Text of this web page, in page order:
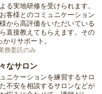
る実地研修を受けられます。
客様とのコミュニケーション
から高評価をいただいている
直接教えてもらえます。その
りサポート。
務委託のみ
なサロン
ニケーションを練習するサロ
不安を相談するサロンなどが